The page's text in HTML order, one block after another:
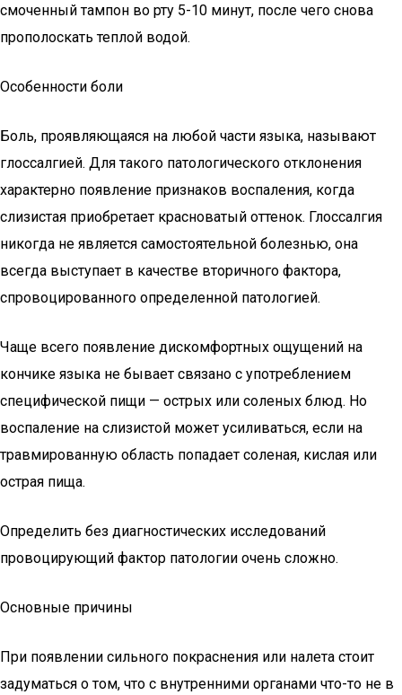
смоченный тампон во рту 5-10 минут, после чего снова
прополоскать теплой водой.
Особенности боли
Боль, проявляющаяся на любой части языка, называют
глоссалгией. Для такого патологического отклонения
характерно появление признаков воспаления, когда
слизистая приобретает красноватый оттенок. Глоссалгия
никогда не является самостоятельной болезнью, она
всегда выступает в качестве вторичного фактора,
спровоцированного определенной патологией.
Чаще всего появление дискомфортных ощущений на
кончике языка не бывает связано с употреблением
специфической пищи — острых или соленых блюд. Но
воспаление на слизистой может усиливаться, если на
травмированную область попадает соленая, кислая или
острая пища.
Определить без диагностических исследований
провоцирующий фактор патологии очень сложно.
Основные причины
При появлении сильного покраснения или налета стоит
задуматься о том, что с внутренними органами что-то не в